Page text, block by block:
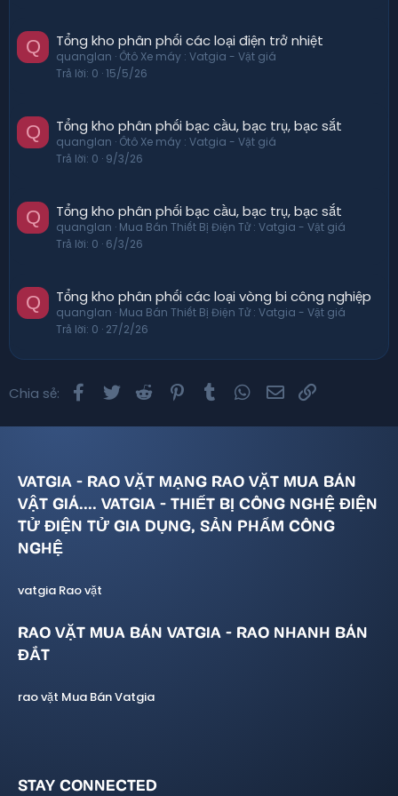
Q Tổng kho phân phối các loại điện trở nhiệt
quanglan Ôtô Xe máy : Vatgia - Vật giá
Trả lời 0 15/5/26
Q Tổng kho phân phối bạc cầu, bạc trụ, bạc sắt
quanglan Ôtô Xe máy : Vatgia - Vật giá
Trả lời 0 9/3/26
Q Tổng kho phân phối bạc cầu, bạc trụ, bạc sắt
quanglan Mua Bán Thiết Bị Điện Tử : Vatgia - Vật giá
Trả lời 0 6/3/26
Q Tổng kho phân phối các loại vòng bi công nghiệp
quanglan Mua Bán Thiết Bị Điện Tử : Vatgia - Vật giá
Trả lời 0 27/2/26
Chia sẻ: Facebook
Twitter Reddit Pinterest
Tumblr WhatsApp
Email
VATGIA - RAO VẶT MẠNG RAO VẶT MUA BÁN
VẬT GIÁ.... VATGIA - THIẾT BỊ CÔNG NGHỆ ĐIỆN
TỬ ĐIỆN TỬ GIA DỤNG, SẢN PHẨM CÔNG
NGHỆ
vatgia Rao vặt
RAO VẶT MUA BÁN VATGIA - RAO NHANH BÁN
ĐẮT
rao vặt Mua Bán Vatgia
STAY CONNECTED